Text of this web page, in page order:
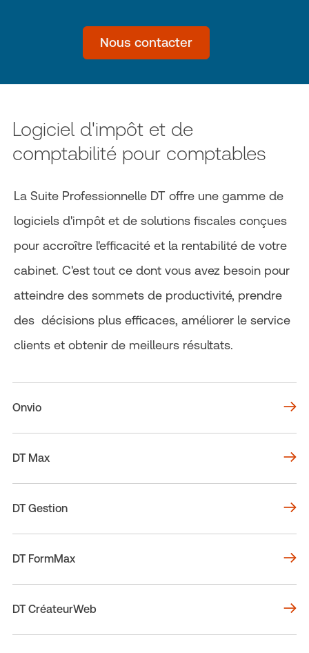
Nous contacter
Logiciel d'impôt et de
comptabilité pour comptables
La Suite Professionnelle DT offre une gamme de
logiciels d'impôt et de solutions fiscales conçues
pour accroître l'efficacité et la rentabilité de votre
cabinet. C'est tout ce dont vous avez besoin pour
atteindre des sommets de productivité, prendre
des décisions plus efficaces, améliorer le service
clients et obtenir de meilleurs résultats.
Onvio
DT Max
DT Gestion
DT FormMax
DT CréateurWeb